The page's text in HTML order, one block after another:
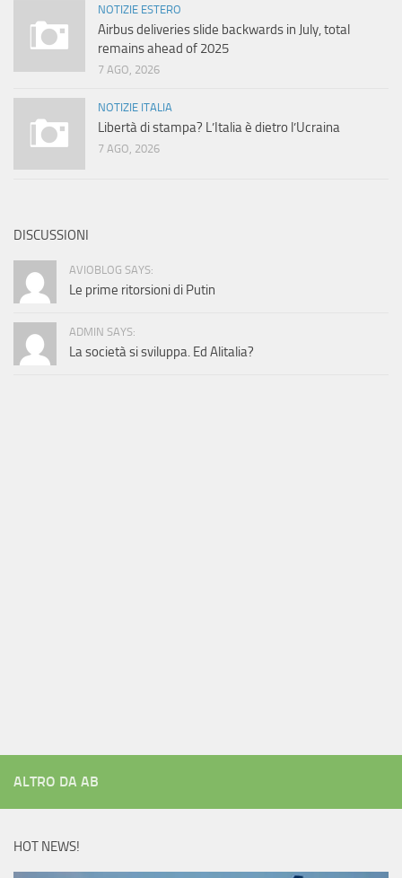
NOTIZIE ESTERO
Airbus deliveries slide backwards in July, total
remains ahead of 2025
7 AGO, 2026
NOTIZIE ITALIA
Libertà di stampa? L’Italia è dietro l’Ucraina
7 AGO, 2026
DISCUSSIONI
AVIOBLOG SAYS:
Le prime ritorsioni di Putin
ADMIN SAYS:
La società si sviluppa. Ed Alitalia?
ALTRO DA AB
HOT NEWS!